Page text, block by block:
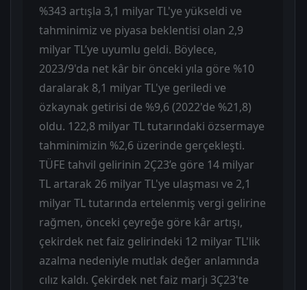
%343 artışla 3,1 milyar TL'ye yükseldi ve
tahminimiz ve piyasa beklentisi olan 2,9
milyar TL’ye uyumlu geldi. Böylece,
2023/9'da net kâr bir önceki yıla göre %10
daralarak 8,1 milyar TL'ye geriledi ve
özkaynak getirisi de %9,6 (2022'de %21,8)
oldu. 122,8 milyar TL tutarındaki özsermaye
tahminimizin %2,6 üzerinde gerçekleşti.
TÜFE tahvil gelirinin 2Ç23’e göre 14 milyar
TL artarak 26 milyar TL'ye ulaşması ve 2,1
milyar TL tutarında ertelenmiş vergi gelirine
rağmen, önceki çeyreğe göre kâr artışı,
çekirdek net faiz gelirindeki 12 milyar TL'lik
azalma nedeniyle mutlak değer anlamında
cılız kaldı. Çekirdek net faiz marjı 3Ç23'te